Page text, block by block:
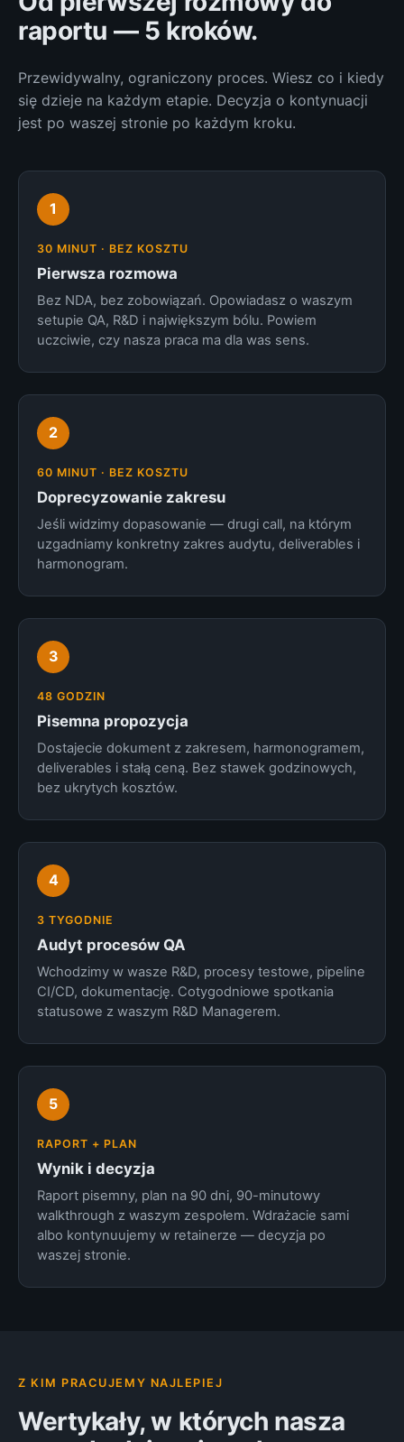
raportu — 5 kroków.
Przewidywalny, ograniczony proces. Wiesz co i kiedy
się dzieje na każdym etapie. Decyzja o kontynuacji
jest po waszej stronie po każdym kroku.
1
30 MINUT · BEZ KOSZTU
Pierwsza rozmowa
Bez NDA, bez zobowiązań. Opowiadasz o waszym
setupie QA, R&D i największym bólu. Powiem
uczciwie, czy nasza praca ma dla was sens.
2
60 MINUT · BEZ KOSZTU
Doprecyzowanie zakresu
Jeśli widzimy dopasowanie — drugi call, na którym
uzgadniamy konkretny zakres audytu, deliverables i
harmonogram.
3
48 GODZIN
Pisemna propozycja
Dostajecie dokument z zakresem, harmonogramem,
deliverables i stałą ceną. Bez stawek godzinowych,
bez ukrytych kosztów.
4
3 TYGODNIE
Audyt procesów QA
Wchodzimy w wasze R&D, procesy testowe, pipeline
CI/CD, dokumentację. Cotygodniowe spotkania
statusowe z waszym R&D Managerem.
5
RAPORT + PLAN
Wynik i decyzja
Raport pisemny, plan na 90 dni, 90-minutowy
walkthrough z waszym zespołem. Wdrażacie sami
albo kontynuujemy w retainerze — decyzja po
waszej stronie.
Z KIM PRACUJEMY NAJLEPIEJ
Wertykały, w których nasza